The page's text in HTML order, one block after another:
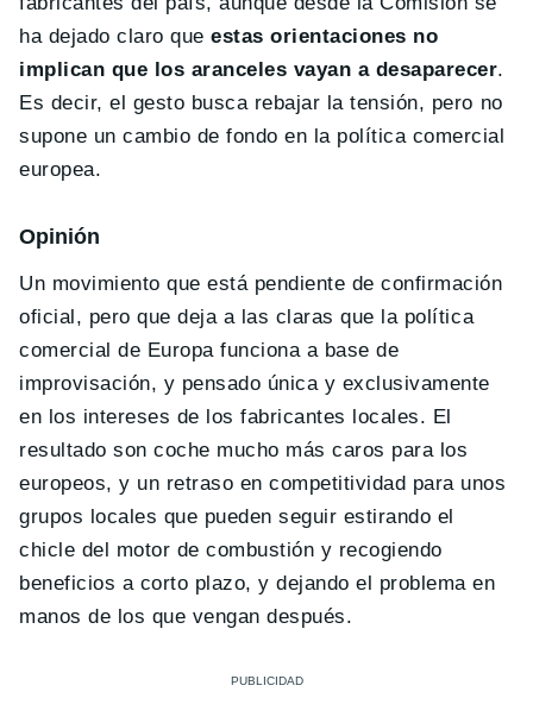
ha dejado claro queestas orientaciones no
implican que los aranceles vayan a desaparecer.
Es decir, el gesto busca rebajar la tensión, pero no
supone un cambio de fondo en la política comercial
europea.
Opinión
Un movimiento que está pendiente de confirmación
oficial, pero que deja a las claras que la política
comercial de Europa funciona a base de
improvisación, y pensado única y exclusivamente
en los intereses de los fabricantes locales. El
resultado son coche mucho más caros para los
europeos, y un retraso en competitividad para unos
grupos locales que pueden seguir estirando el
chicle del motor de combustión y recogiendo
beneficios a corto plazo, y dejando el problema en
manos de los que vengan después.